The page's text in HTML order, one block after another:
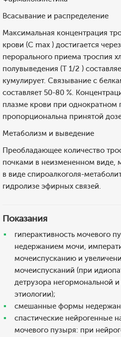
Всасывание и распределение
Максимальная концентрация
крови (С max ) достигается
перорального приема троспия
полувыведения (Т 1/2 )
кумулирует. Связывание с
составляет 50-80 %.
плазме крови при однократном
пропорциональна принятой
Метаболизм и выведение
Преобладающее количество
почками в неизмененном виде,
в виде спироалкоголя-
гидролизе эфирных связей.
Показания
гиперактивность мочевого
недержанием мочи,
мочеиспусканию и
мочеиспусканий (при
детрузора негормональной
этиологии);
смешанные формы
спастические нейрогенные
мочевого пузыря: при